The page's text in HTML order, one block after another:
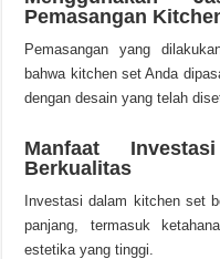
Pemasangan
Pemasangan yang
bahwa kitchen set Anda
dengan desain yang telah
Manfaat
Berkualitas
Investasi dalam kitchen set
panjang, termasuk
estetika yang tinggi.